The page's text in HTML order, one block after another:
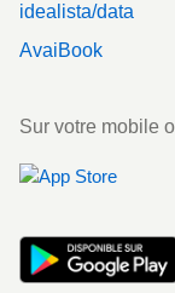
idealista/data
AvaiBook
Sur votre mobile